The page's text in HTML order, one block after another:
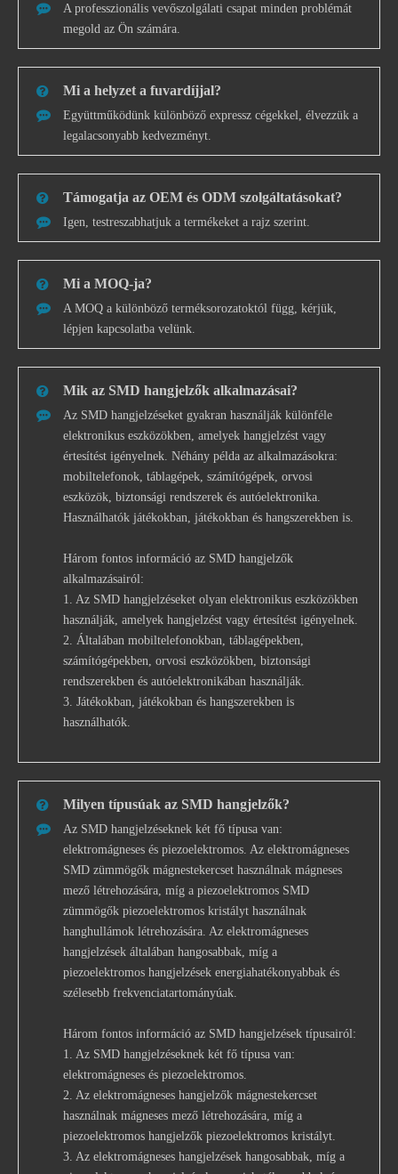
A professzionális vevőszolgálati csapat minden problémát
megold az Ön számára.
Mi a helyzet a fuvardíjjal?
Együttműködünk különböző expressz cégekkel, élvezzük a
legalacsonyabb kedvezményt.
Támogatja az OEM és ODM szolgáltatásokat?
Igen, testreszabhatjuk a termékeket a rajz szerint.
Mi a MOQ-ja?
A MOQ a különböző terméksorozatoktól függ, kérjük,
lépjen kapcsolatba velünk.
Mik az SMD hangjelzők alkalmazásai?
Az SMD hangjelzéseket gyakran használják különféle
elektronikus eszközökben, amelyek hangjelzést vagy
értesítést igényelnek. Néhány példa az alkalmazásokra:
mobiltelefonok, táblagépek, számítógépek, orvosi
eszközök, biztonsági rendszerek és autóelektronika.
Használhatók játékokban, játékokban és hangszerekben is.
Három fontos információ az SMD hangjelzők
alkalmazásairól:
1. Az SMD hangjelzéseket olyan elektronikus eszközökben
használják, amelyek hangjelzést vagy értesítést igényelnek.
2. Általában mobiltelefonokban, táblagépekben,
számítógépekben, orvosi eszközökben, biztonsági
rendszerekben és autóelektronikában használják.
3. Játékokban, játékokban és hangszerekben is
használhatók.
Milyen típusúak az SMD hangjelzők?
Az SMD hangjelzéseknek két fő típusa van:
elektromágneses és piezoelektromos. Az elektromágneses
SMD zümmögők mágnestekercset használnak mágneses
mező létrehozására, míg a piezoelektromos SMD
zümmögők piezoelektromos kristályt használnak
hanghullámok létrehozására. Az elektromágneses
hangjelzések általában hangosabbak, míg a
piezoelektromos hangjelzések energiahatékonyabbak és
szélesebb frekvenciatartományúak.
Három fontos információ az SMD hangjelzések típusairól:
1. Az SMD hangjelzéseknek két fő típusa van:
elektromágneses és piezoelektromos.
2. Az elektromágneses hangjelzők mágnestekercset
használnak mágneses mező létrehozására, míg a
piezoelektromos hangjelzők piezoelektromos kristályt.
3. Az elektromágneses hangjelzések hangosabbak, míg a